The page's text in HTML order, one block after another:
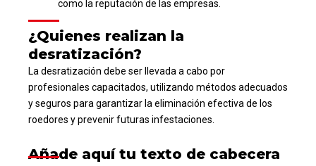
como la reputación de las empresas.
¿Quienes realizan la
desratización?
La desratización debe ser llevada a cabo por
profesionales capacitados, utilizando métodos adecuados
y seguros para garantizar la eliminación efectiva de los
roedores y prevenir futuras infestaciones.
Añade aquí tu texto de cabecera